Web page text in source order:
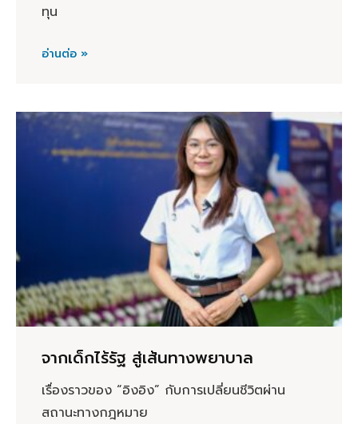
ทุน
อ่านต่อ »
จากเด็กไร้รัฐ สู่เส้นทางพยาบาล
เรื่องราวของ “อิงอิง” กับการเปลี่ยนชีวิตผ่าน
สถานะทางกฎหมาย